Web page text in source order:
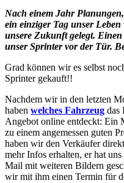
Nach einem Jahr
ein einziger Tag unser
unsere Zukunft gelegt.
unser Sprinter vor der Tür.
Grad können wir es selbst
Sprinter gekauft!!
Nachdem wir in den letzten
haben welches Fahrzeug das
Angebot online entdeckt: Ein
zu einem angemessen guten
haben wir den Verkäufer
mehr Infos erhalten, er hat
Mail mit weiteren Bildern
wir mit ihm einen Termin für